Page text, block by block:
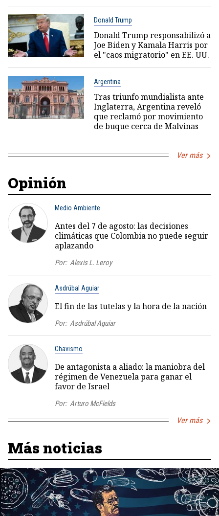
Donald Trump
Donald Trump responsabilizó a
Joe Biden y Kamala Harris por
el "caos migratorio" en EE. UU.
Argentina
Tras triunfo mundialista ante
Inglaterra, Argentina reveló
que reclamó por movimiento
de buque cerca de Malvinas
Ver más
Opinión
Medio Ambiente
Antes del 7 de agosto: las decisiones
climáticas que Colombia no puede seguir
aplazando
Por: Alexis L. Leroy
Asdrúbal Aguiar
El fin de las tutelas y la hora de la nación
Por: Asdrúbal Aguiar
Chavismo
De antagonista a aliado: la maniobra del
régimen de Venezuela para ganar el
favor de Israel
Por: Arturo McFields
Ver más
Más noticias